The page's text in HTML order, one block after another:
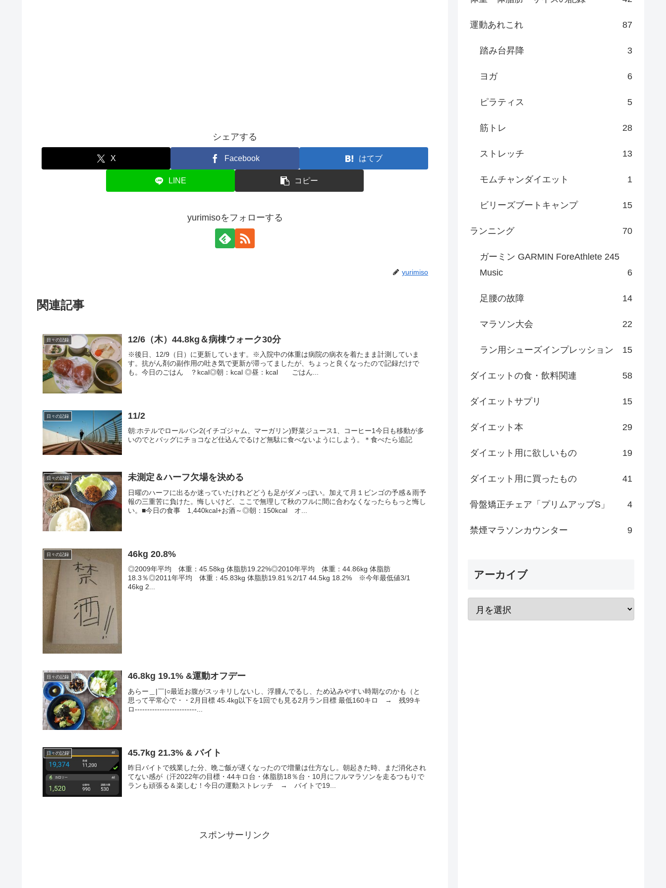
シェアする
X Facebook はてブ
LINE コピー
yurimisoをフォローする
yurimiso
関連記事
日々の記録 12/6（木）44.8kg＆病棟ウォーク30分
※後日、12/9（日）に更新しています。※入院中の体重は病院の病衣を着たまま計測していま
す。抗がん剤の副作用の吐き気で更新が滞ってましたが、ちょっと良くなったので記録だけで
も。今日のごはん ？kcal◎朝：kcal ◎昼：kcal ごはん...
日々の記録 11/2
朝:ホテルでロールパン2(イチゴジャム、マーガリン)野菜ジュース1、コーヒー1今日も移動が多
いのでとバッグにチョコなど仕込んでるけど無駄に食べないようにしよう。＊食べたら追記
日々の記録 未測定＆ハーフ欠場を決める
日曜のハーフに出るか迷っていたけれどどうも足がダメっぽい。加えて月１ビンゴの予感＆雨予
報の三重苦に負けた。悔しいけど、ここで無理して秋のフルに間に合わなくなったらもっと悔し
い。■今日の食事 1,440kcal+お酒～◎朝：150kcal オ...
日々の記録 46kg 20.8%
◎2009年平均 体重：45.58kg 体脂肪19.22%◎2010年平均 体重：44.86kg 体脂肪
18.3％◎2011年平均 体重：45.83kg 体脂肪19.81％2/17 44.5kg 18.2% ※今年最低値3/1
46kg 2...
日々の記録 46.8kg 19.1% &運動オフデー
あらー＿|￣|○最近お腹がスッキリしないし、浮腫んでるし、ため込みやすい時期なのかも（と
思って平常心で・・2月目標 45.4kg以下を1回でも見る2月ラン目標 最低160キロ → 残99キ
ロ-------------------------...
日々の記録 45.7kg 21.3% & バイト
昨日バイトで残業した分、晩ご飯が遅くなったので増量は仕方なし。朝起きた時、まだ消化され
てない感が（汗2022年の目標・44キロ台・体脂肪18％台・10月にフルマラソンを走るつもりで
ランも頑張る＆楽しむ！今日の運動ストレッチ → バイトで19...
スポンサーリンク
運動あれこれ 87
踏み台昇降 3
ヨガ 6
ピラティス 5
筋トレ 28
ストレッチ 13
モムチャンダイエット 1
ビリーズブートキャンプ 15
ランニング 70
ガーミン GARMIN ForeAthlete 245
Music
6
足腰の故障 14
マラソン大会 22
ラン用シューズインプレッション 15
ダイエットの食・飲料関連 58
ダイエットサプリ 15
ダイエット本 29
ダイエット用に欲しいもの 19
ダイエット用に買ったもの 41
骨盤矯正チェア「プリムアップS」 4
禁煙マラソンカウンター 9
アーカイブ